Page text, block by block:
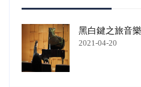
黑白鍵之旅音
2021-04-20